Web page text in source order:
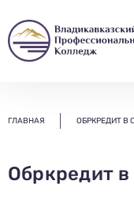
ГЛАВНАЯ ОБРКРЕДИТ В
Обркредит